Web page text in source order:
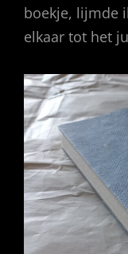
boekje, lijmde
elkaar tot het